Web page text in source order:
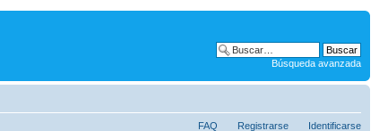
Búsqueda avanzada
FAQ Registrarse Identificarse